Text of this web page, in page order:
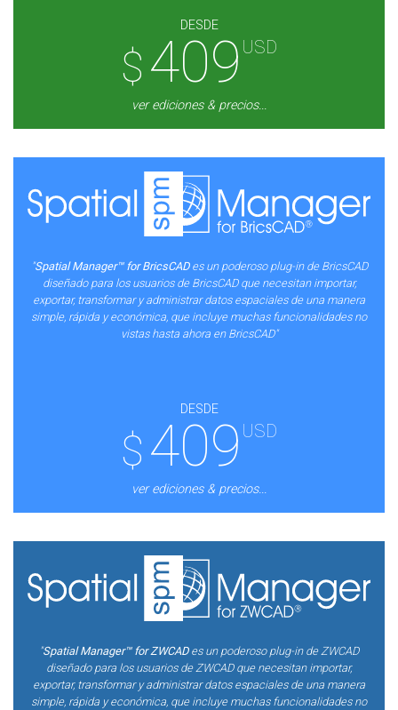
DESDE
$409 USD
ver ediciones & precios...
"Spatial Manager™ for BricsCADes un poderoso plug-in de BricsCAD
diseñado para los usuarios de BricsCAD que necesitan importar,
exportar, transformar y administrar datos espaciales de una manera
simple, rápida y económica, que incluye muchas funcionalidades no
vistas hasta ahora en BricsCAD"
DESDE
$409 USD
ver ediciones & precios...
"Spatial Manager™ for ZWCADes un poderoso plug-in de ZWCAD
diseñado para los usuarios de ZWCAD que necesitan importar,
exportar, transformar y administrar datos espaciales de una manera
simple, rápida y económica, que incluye muchas funcionalidades no